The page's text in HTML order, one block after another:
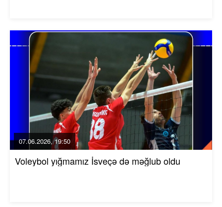
07.06.2026, 19:50
Voleybol yığmamız İsveçə də məğlub oldu